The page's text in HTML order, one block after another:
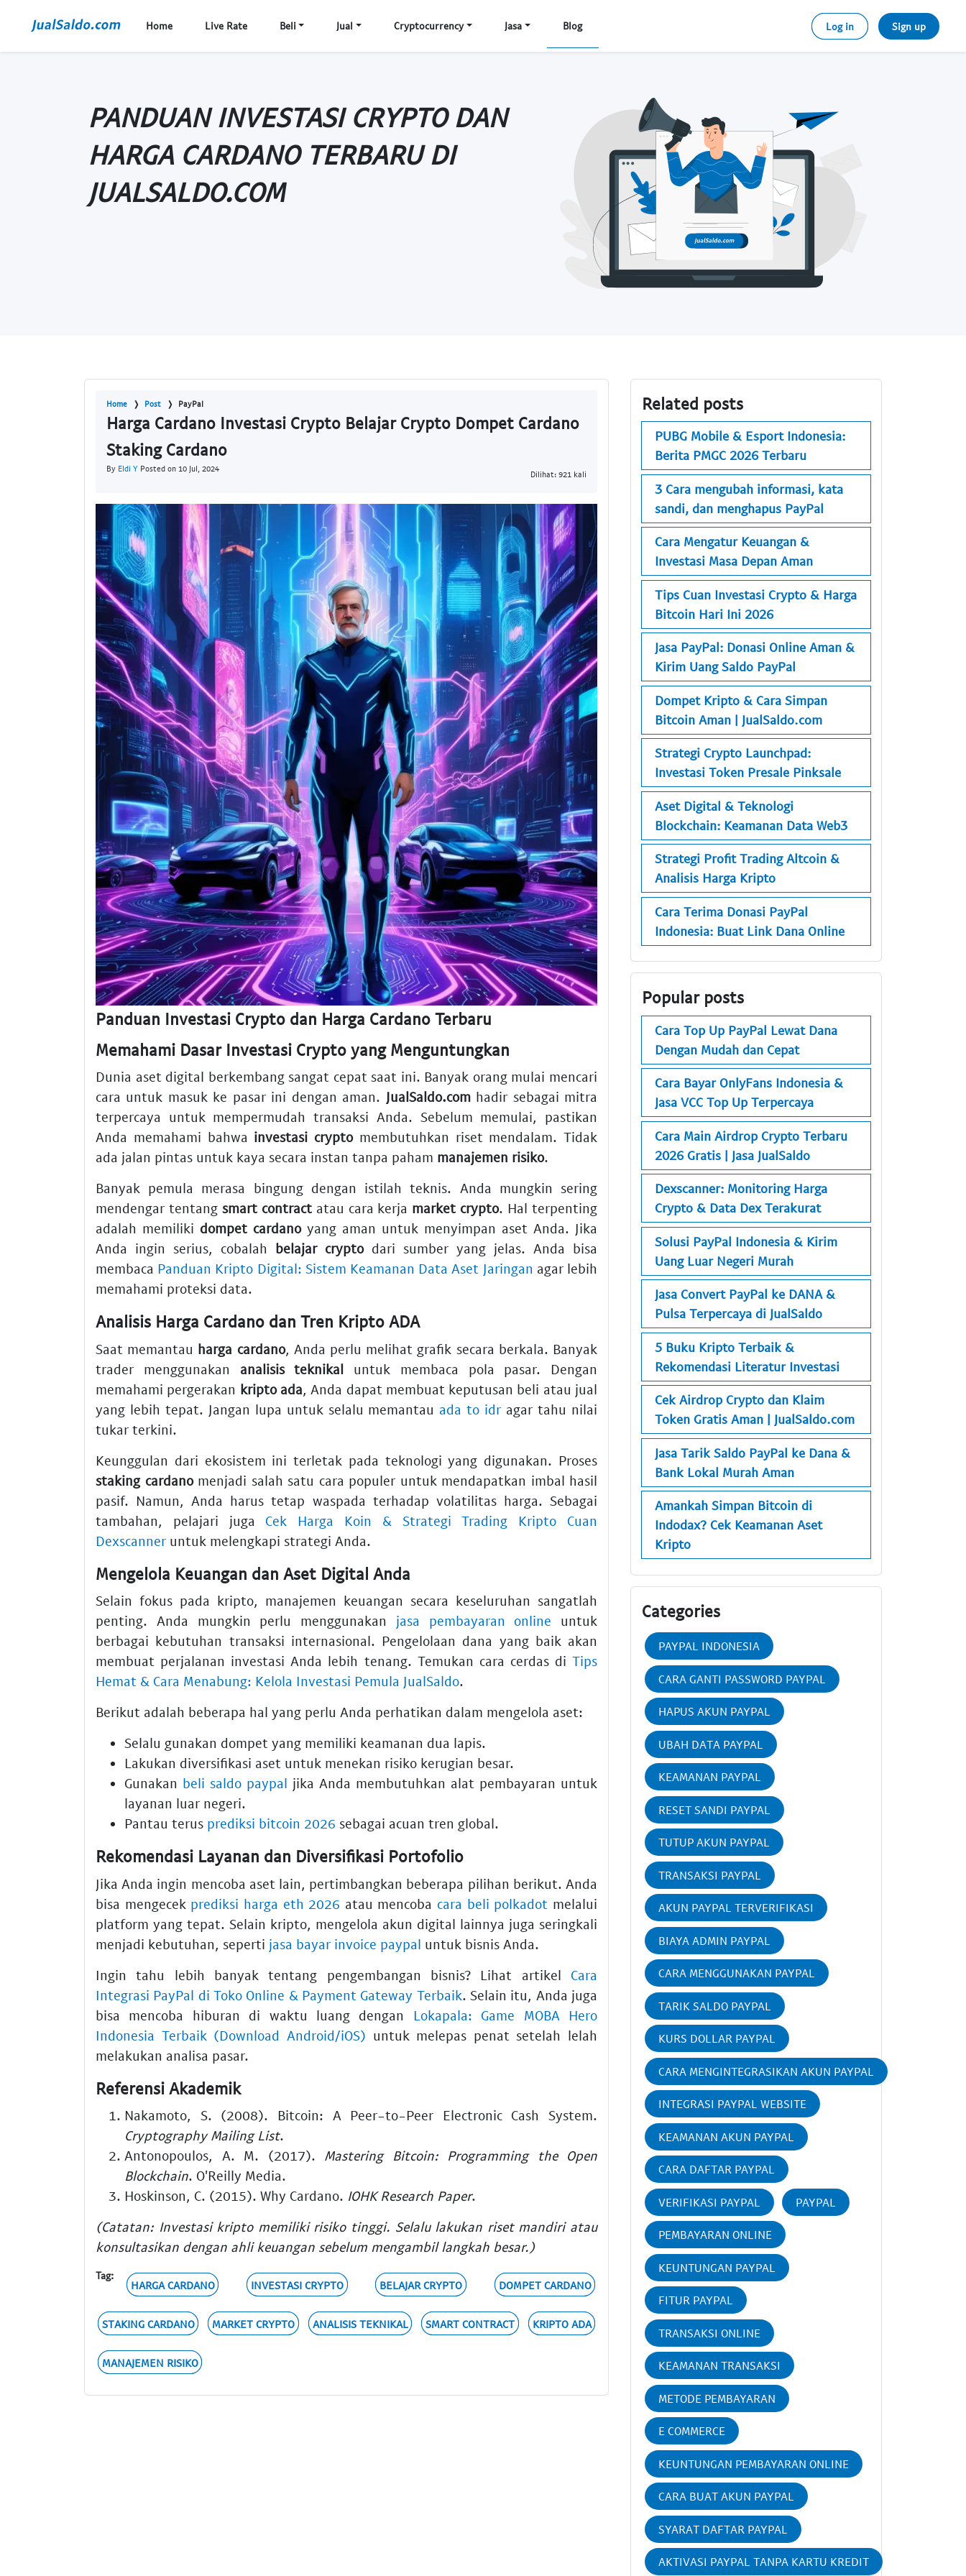
Home Live Rate Beli Jual Cryptocurrency Jasa Blog Log in Sign up
PANDUAN INVESTASI CRYPTO DAN
HARGA CARDANO TERBARU DI
JUALSALDO.COM
Home Post PayPal
Harga Cardano Investasi Crypto Belajar Crypto Dompet Cardano
Staking Cardano
By Eldi Y Posted on 10 Jul, 2024
Dilihat: 921 kali
Panduan Investasi Crypto dan Harga Cardano Terbaru
Memahami Dasar Investasi Crypto yang Menguntungkan
Dunia aset digital berkembang sangat cepat saat ini. Banyak orang mulai mencari
cara untuk masuk ke pasar ini dengan aman. JualSaldo.comhadir sebagai mitra
terpercaya untuk mempermudah transaksi Anda. Sebelum memulai, pastikan
Anda memahami bahwa investasi cryptomembutuhkan riset mendalam. Tidak
ada jalan pintas untuk kaya secara instan tanpa paham manajemen risiko.
Banyak pemula merasa bingung dengan istilah teknis. Anda mungkin sering
mendengar tentang smart contractatau cara kerja market crypto. Hal terpenting
adalah memiliki dompet cardanoyang aman untuk menyimpan aset Anda. Jika
Anda ingin serius, cobalah belajar cryptodari sumber yang jelas. Anda bisa
membaca Panduan Kripto Digital: Sistem Keamanan Data Aset Jaringan agar lebih
memahami proteksi data.
Analisis Harga Cardano dan Tren Kripto ADA
Saat memantau harga cardano, Anda perlu melihat grafik secara berkala. Banyak
trader menggunakan analisis teknikal untuk membaca pola pasar. Dengan
memahami pergerakan kripto ada, Anda dapat membuat keputusan beli atau jual
yang lebih tepat. Jangan lupa untuk selalu memantau ada to idr agar tahu nilai
tukar terkini.
Keunggulan dari ekosistem ini terletak pada teknologi yang digunakan. Proses
staking cardanomenjadi salah satu cara populer untuk mendapatkan imbal hasil
pasif. Namun, Anda harus tetap waspada terhadap volatilitas harga. Sebagai
tambahan, pelajari juga Cek Harga Koin & Strategi Trading Kripto Cuan
Dexscanner untuk melengkapi strategi Anda.
Mengelola Keuangan dan Aset Digital Anda
Selain fokus pada kripto, manajemen keuangan secara keseluruhan sangatlah
penting. Anda mungkin perlu menggunakan jasa pembayaran online untuk
berbagai kebutuhan transaksi internasional. Pengelolaan dana yang baik akan
membuat perjalanan investasi Anda lebih tenang. Temukan cara cerdas di Tips
Hemat & Cara Menabung: Kelola Investasi Pemula JualSaldo.
Berikut adalah beberapa hal yang perlu Anda perhatikan dalam mengelola aset:
Selalu gunakan dompet yang memiliki keamanan dua lapis.
Lakukan diversifikasi aset untuk menekan risiko kerugian besar.
Gunakan beli saldo paypal jika Anda membutuhkan alat pembayaran untuk
layanan luar negeri.
Pantau terus prediksi bitcoin 2026 sebagai acuan tren global.
Rekomendasi Layanan dan Diversifikasi Portofolio
Jika Anda ingin mencoba aset lain, pertimbangkan beberapa pilihan berikut. Anda
bisa mengecek prediksi harga eth 2026 atau mencoba cara beli polkadot melalui
platform yang tepat. Selain kripto, mengelola akun digital lainnya juga seringkali
menjadi kebutuhan, seperti jasa bayar invoice paypal untuk bisnis Anda.
Ingin tahu lebih banyak tentang pengembangan bisnis? Lihat artikel Cara
Integrasi PayPal di Toko Online & Payment Gateway Terbaik. Selain itu, Anda juga
bisa mencoba hiburan di waktu luang dengan Lokapala: Game MOBA Hero
Indonesia Terbaik (Download Android/iOS) untuk melepas penat setelah lelah
melakukan analisa pasar.
Referensi Akademik
Nakamoto, S. (2008). Bitcoin: A Peer-to-Peer Electronic Cash System.
Cryptography Mailing List.
Antonopoulos, A. M. (2017). Mastering Bitcoin: Programming the Open
Blockchain. O'Reilly Media.
Hoskinson, C. (2015). Why Cardano. IOHK Research Paper.
(Catatan: Investasi kripto memiliki risiko tinggi. Selalu lakukan riset mandiri atau
konsultasikan dengan ahli keuangan sebelum mengambil langkah besar.)
Tag:
HARGA CARDANO INVESTASI CRYPTO BELAJAR CRYPTO DOMPET CARDANO
STAKING CARDANO MARKET CRYPTO ANALISIS TEKNIKAL SMART CONTRACT KRIPTO ADA
MANAJEMEN RISIKO
Related posts
PUBG Mobile & Esport Indonesia:
Berita PMGC 2026 Terbaru
3 Cara mengubah informasi, kata
sandi, dan menghapus PayPal
Cara Mengatur Keuangan &
Investasi Masa Depan Aman
Tips Cuan Investasi Crypto & Harga
Bitcoin Hari Ini 2026
Jasa PayPal: Donasi Online Aman &
Kirim Uang Saldo PayPal
Dompet Kripto & Cara Simpan
Bitcoin Aman | JualSaldo.com
Strategi Crypto Launchpad:
Investasi Token Presale Pinksale
Aset Digital & Teknologi
Blockchain: Keamanan Data Web3
Strategi Profit Trading Altcoin &
Analisis Harga Kripto
Cara Terima Donasi PayPal
Indonesia: Buat Link Dana Online
Popular posts
Cara Top Up PayPal Lewat Dana
Dengan Mudah dan Cepat
Cara Bayar OnlyFans Indonesia &
Jasa VCC Top Up Terpercaya
Cara Main Airdrop Crypto Terbaru
2026 Gratis | Jasa JualSaldo
Dexscanner: Monitoring Harga
Crypto & Data Dex Terakurat
Solusi PayPal Indonesia & Kirim
Uang Luar Negeri Murah
Jasa Convert PayPal ke DANA &
Pulsa Terpercaya di JualSaldo
5 Buku Kripto Terbaik &
Rekomendasi Literatur Investasi
Cek Airdrop Crypto dan Klaim
Token Gratis Aman | JualSaldo.com
Jasa Tarik Saldo PayPal ke Dana &
Bank Lokal Murah Aman
Amankah Simpan Bitcoin di
Indodax? Cek Keamanan Aset
Kripto
Categories
PAYPAL INDONESIA
CARA GANTI PASSWORD PAYPAL
HAPUS AKUN PAYPAL
UBAH DATA PAYPAL
KEAMANAN PAYPAL
RESET SANDI PAYPAL
TUTUP AKUN PAYPAL
TRANSAKSI PAYPAL
AKUN PAYPAL TERVERIFIKASI
BIAYA ADMIN PAYPAL
CARA MENGGUNAKAN PAYPAL
TARIK SALDO PAYPAL
KURS DOLLAR PAYPAL
CARA MENGINTEGRASIKAN AKUN PAYPAL
INTEGRASI PAYPAL WEBSITE
KEAMANAN AKUN PAYPAL
CARA DAFTAR PAYPAL
VERIFIKASI PAYPAL PAYPAL
PEMBAYARAN ONLINE
KEUNTUNGAN PAYPAL
FITUR PAYPAL
TRANSAKSI ONLINE
KEAMANAN TRANSAKSI
METODE PEMBAYARAN
E COMMERCE
KEUNTUNGAN PEMBAYARAN ONLINE
CARA BUAT AKUN PAYPAL
SYARAT DAFTAR PAYPAL
AKTIVASI PAYPAL TANPA KARTU KREDIT